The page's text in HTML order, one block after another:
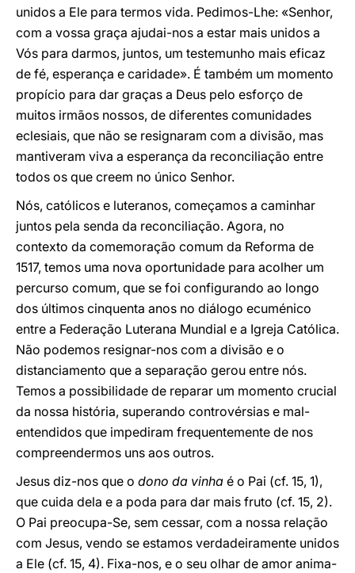
unidos a Ele para termos vida. Pedimos-Lhe: «Senhor,
com a vossa graça ajudai-nos a estar mais unidos a
Vós para darmos, juntos, um testemunho mais eficaz
de fé, esperança e caridade». É também um momento
propício para dar graças a Deus pelo esforço de
muitos irmãos nossos, de diferentes comunidades
eclesiais, que não se resignaram com a divisão, mas
mantiveram viva a esperança da reconciliação entre
todos os que creem no único Senhor.
Nós, católicos e luteranos, começamos a caminhar
juntos pela senda da reconciliação. Agora, no
contexto da comemoração comum da Reforma de
1517, temos uma nova oportunidade para acolher um
percurso comum, que se foi configurando ao longo
dos últimos cinquenta anos no diálogo ecuménico
entre a Federação Luterana Mundial e a Igreja Católica.
Não podemos resignar-nos com a divisão e o
distanciamento que a separação gerou entre nós.
Temos a possibilidade de reparar um momento crucial
da nossa história, superando controvérsias e mal-
entendidos que impediram frequentemente de nos
compreendermos uns aos outros.
Jesus diz-nos que o dono da vinha é o Pai (cf. 15, 1),
que cuida dela e a poda para dar mais fruto (cf. 15, 2).
O Pai preocupa-Se, sem cessar, com a nossa relação
com Jesus, vendo se estamos verdadeiramente unidos
a Ele (cf. 15, 4). Fixa-nos, e o seu olhar de amor anima-